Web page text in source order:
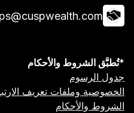
تعريف الارتباط